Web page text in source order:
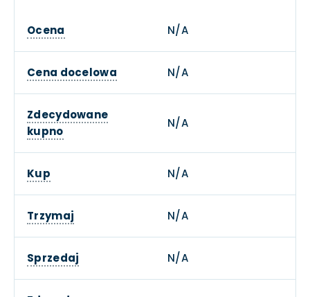
Ocena N/A
Cena docelowa N/A
Zdecydowane
kupno
N/A
Kup N/A
Trzymaj N/A
Sprzedaj N/A